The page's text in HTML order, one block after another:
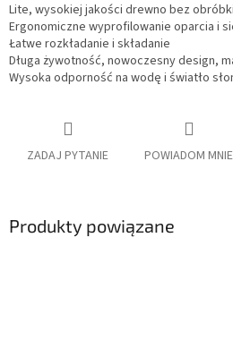
Lite, wysokiej jakości drewno bez
Ergonomiczne wyprofilowanie oparcia i
Łatwe rozkładanie i składanie
Długa żywotność, nowoczesny design,
Wysoka odporność na wodę i światło
ZADAJ PYTANIE POWIADOM MNIE
Produkty powiązane